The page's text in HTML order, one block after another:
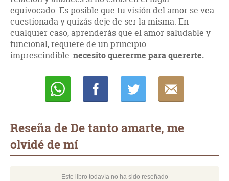
equivocado. Es posible que tu visión del amor se vea
cuestionada y quizás deje de ser la misma. En
cualquier caso, aprenderás que el amor saludable y
funcional, requiere de un principio
imprescindible:necesito quererme para quererte.
Reseña de De tanto amarte, me
olvidé de mí
Este libro todavía no ha sido reseñado